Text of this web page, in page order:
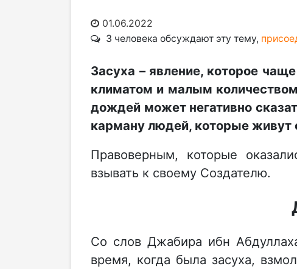
01.06.2022
3 человека обсуждают эту тему,
Засуха – явление, которое
климатом и малым
дождей может негативно
карману людей, которые живут
Правоверным, которые
взывать к своему Создателю.
Со слов Джабира ибн
время, когда была засуха,